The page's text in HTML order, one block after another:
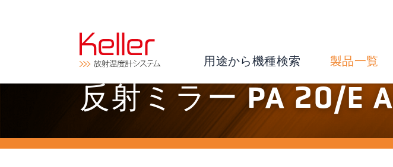
用途から機種検索 製品一覧
反射ミラー PA 20/E